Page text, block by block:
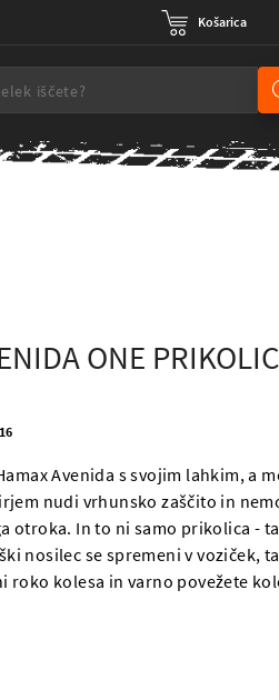
Košarica
ONE
Avenida s svojim lahkim, a
nudi vrhunsko zaščito in
otroka. In to ni samo prikolica - ta
nosilec se spremeni v voziček,
roko kolesa in varno povežete